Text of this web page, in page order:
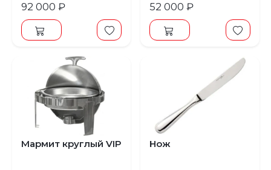
92 000 ₽ 52 000 ₽
Мармит круглый VIP Нож